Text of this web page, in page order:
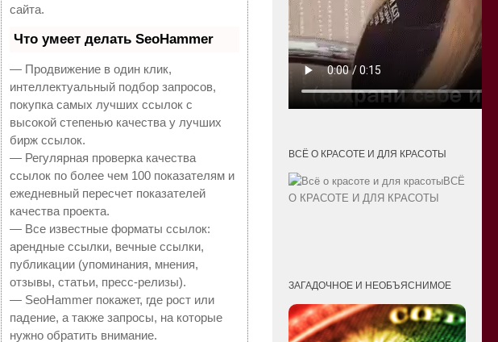
сайта.
Что умеет делать SeoHammer
— Продвижение в один клик,
интеллектуальный подбор запросов,
покупка самых лучших ссылок с
высокой степенью качества у лучших
бирж ссылок.
— Регулярная проверка качества
ссылок по более чем 100 показателям и
ежедневный пересчет показателей
качества проекта.
— Все известные форматы ссылок:
арендные ссылки, вечные ссылки,
публикации (упоминания, мнения,
отзывы, статьи, пресс-релизы).
— SeoHammer покажет, где рост или
падение, а также запросы, на которые
нужно обратить внимание.
ВСЁ О КРАСОТЕ И ДЛЯ КРАСОТЫ
ВСЁ
О КРАСОТЕ И ДЛЯ КРАСОТЫ
ЗАГАДОЧНОЕ И НЕОБЪЯСНИМОЕ